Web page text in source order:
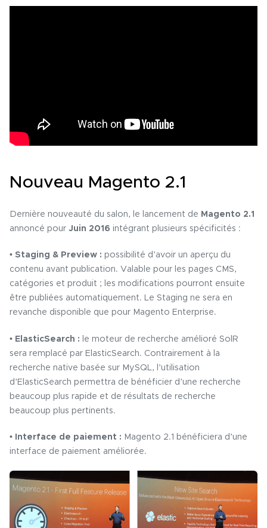
Nouveau Magento 2.1
Dernière nouveauté du salon, le lancement de Magento 2.1
annoncé pour Juin 2016 intégrant plusieurs spécificités :
• Staging & Preview : possibilité d’avoir un aperçu du
contenu avant publication. Valable pour les pages CMS,
catégories et produit ; les modifications pourront ensuite
être publiées automatiquement. Le Staging ne sera en
revanche disponible que pour Magento Enterprise.
• ElasticSearch : le moteur de recherche amélioré SolR
sera remplacé par ElasticSearch. Contrairement à la
recherche native basée sur MySQL, l’utilisation
d’ElasticSearch permettra de bénéficier d’une recherche
beaucoup plus rapide et de résultats de recherche
beaucoup plus pertinents.
• Interface de paiement : Magento 2.1 bénéficiera d’une
interface de paiement améliorée.